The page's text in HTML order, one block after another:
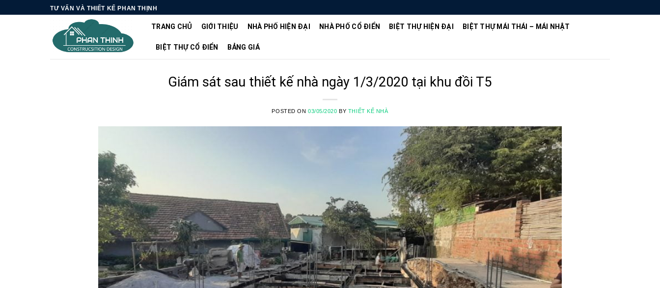
TƯ VẤN VÀ THIẾT KẾ PHAN THỊNH
TRANG CHỦ GIỚI THIỆU NHÀ PHỐ HIỆN ĐẠI NHÀ PHỐ CỔ ĐIỂN BIỆT THỰ HIỆN ĐẠI BIỆT THỰ MÁI THÁI – MÁI NHẬT
BIỆT THỰ CỔ ĐIỂN BẢNG GIÁ
Giám sát sau thiết kế nhà ngày 1/3/2020 tại khu đồi T5
POSTED ON 03/05/2020 BY THIẾT KẾ NHÀ